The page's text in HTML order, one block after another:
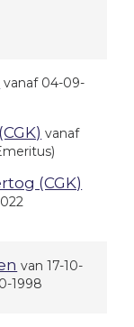
vanaf 04-09-
vanaf
(CGK)
van 17-10-
1998